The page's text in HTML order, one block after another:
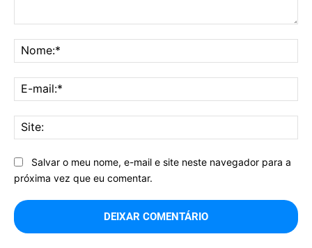
Salvar o meu nome, e-mail e site neste navegador para a
próxima vez que eu comentar.